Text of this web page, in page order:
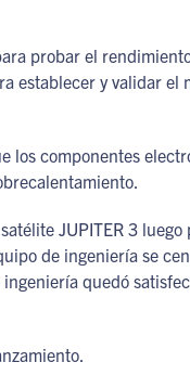
probar el
establecer y validar el
los componentes
JUPITER 3 luego
de ingeniería se
quedó